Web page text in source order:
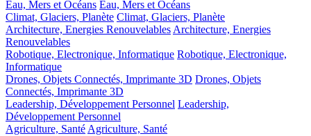
Eau, Mers et Océans Eau, Mers et Océans
Climat, Glaciers, Planète Climat, Glaciers, Planète
Architecture, Energies RenouvelablesArchitecture, Energies
Renouvelables
Robotique, Electronique, Informatique Robotique, Electronique,
Informatique
Drones, Objets Connectés, Imprimante 3D Drones, Objets
Connectés, Imprimante 3D
Leadership, Développement Personnel Leadership,
Développement Personnel
Agriculture, SantéAgriculture, Santé